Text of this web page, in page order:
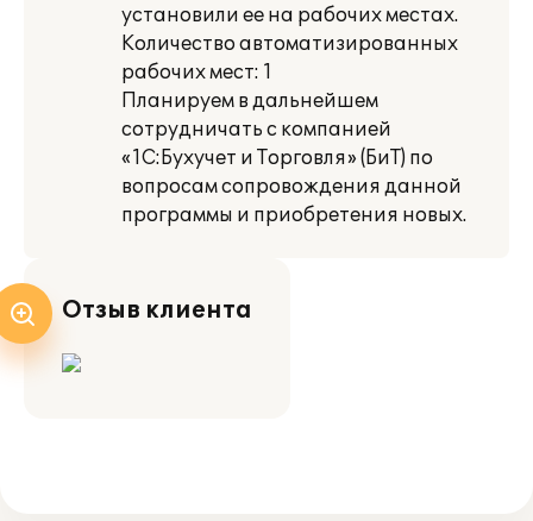
установили ее на рабочих местах.
Количество автоматизированных
рабочих мест: 1
Планируем в дальнейшем
сотрудничать с компанией
«1С:Бухучет и Торговля» (БиТ) по
вопросам сопровождения данной
программы и приобретения новых.
Отзыв клиента